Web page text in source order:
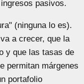
pasivos.
(ninguna lo es).
a crecer, que la
y que las tasas de
permitan márgenes
portafolio